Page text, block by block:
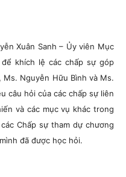
Xuân Sanh – Ủy viên Mục
khích lệ các chấp sự góp
Ms. Nguyễn Hữu Bình và Ms.
câu hỏi của các chấp sự liên
và các mục vụ khác trong
Chấp sự tham dự chương
đã được học hỏi.